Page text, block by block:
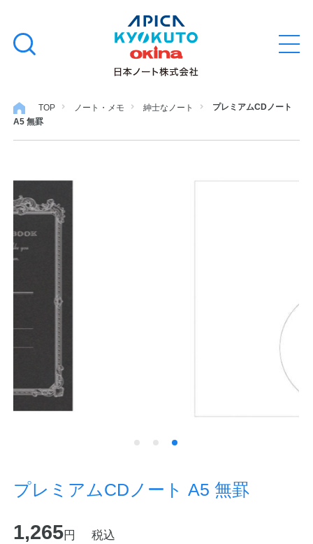
文
キ
ッ
開
検
る
ノート・メモ
ファイル・バインダー
日用・事務用品
ノートの豆知識
探求・自主学習のすすめ
工場フォトツアー
企業情報
TOP ノート・メモ 紳士なノート
プレミアムCDノート
A5 無罫
プレミアムCDノート A5 無罫
1,265円 税込